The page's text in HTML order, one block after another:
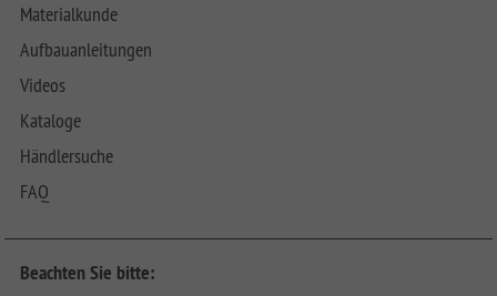
Materialkunde
Aufbauanleitungen
Videos
Kataloge
Händlersuche
FAQ
Beachten Sie bitte: